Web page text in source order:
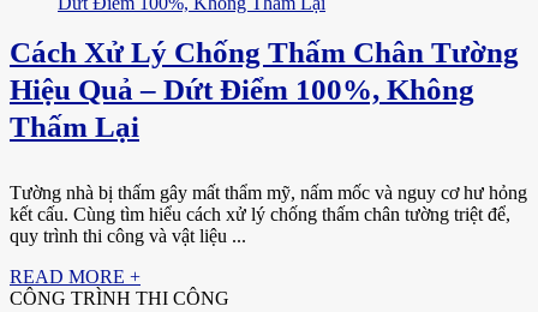
Cách Xử Lý Chống Thấm Chân Tường
Hiệu Quả – Dứt Điểm 100%, Không
Thấm Lại
Tường nhà bị thấm gây mất thẩm mỹ, nấm mốc và nguy cơ hư hỏng
kết cấu. Cùng tìm hiểu cách xử lý chống thấm chân tường triệt để,
quy trình thi công và vật liệu ...
READ MORE +
CÔNG TRÌNH THI CÔNG